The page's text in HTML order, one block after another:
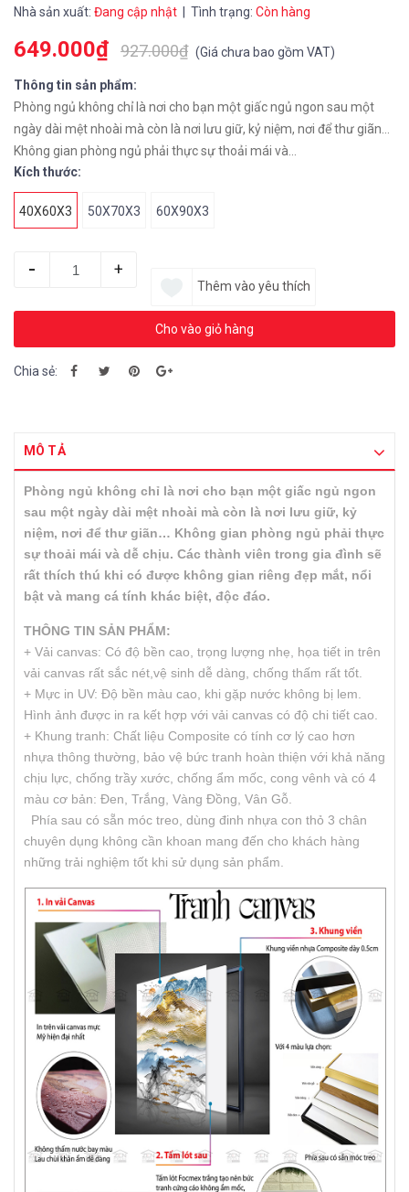
Nhà sản xuất: Đang cập nhật | Tình trạng: Còn hàng
649.000₫ 927.000₫ (Giá chưa bao gồm VAT)
Thông tin sản phẩm:
Phòng ngủ không chỉ là nơi cho bạn một giấc ngủ ngon sau một
ngày dài mệt nhoài mà còn là nơi lưu giữ, kỷ niệm, nơi để thư giãn…
Không gian phòng ngủ phải thực sự thoải mái và...
Kích thước:
40X60X3 50X70X3 60X90X3
- +
Cho vào giỏ hàng
Thêm vào yêu thích
Chia sẻ:
MÔ TẢ
Phòng ngủ không chỉ là nơi cho bạn một giấc ngủ ngon
sau một ngày dài mệt nhoài mà còn là nơi lưu giữ, kỷ
niệm, nơi để thư giãn… Không gian phòng ngủ phải thực
sự thoải mái và dễ chịu. Các thành viên trong gia đình sẽ
rất thích thú khi có được không gian riêng đẹp mắt, nổi
bật và mang cá tính khác biệt, độc đáo.
THÔNG TIN SẢN PHẨM:
+ Vải canvas: Có độ bền cao, trọng lượng nhẹ, họa tiết in trên
vải canvas rất sắc nét,vệ sinh dễ dàng, chống thấm rất tốt.
+ Mực in UV: Độ bền màu cao, khi gặp nước không bị lem.
Hình ảnh được in ra kết hợp với vải canvas có độ chi tiết cao.
+ Khung tranh: Chất liệu Composite có tính cơ lý cao hơn
nhựa thông thường, bảo vệ bức tranh hoàn thiện với khả năng
chịu lực, chống trầy xước, chống ẩm mốc, cong vênh và có 4
màu cơ bản: Đen, Trắng, Vàng Đồng, Vân Gỗ.
Phía sau có sẵn móc treo, dùng đinh nhựa con thỏ 3 chân
chuyên dụng không cần khoan mang đến cho khách hàng
những trải nghiệm tốt khi sử dụng sản phẩm.